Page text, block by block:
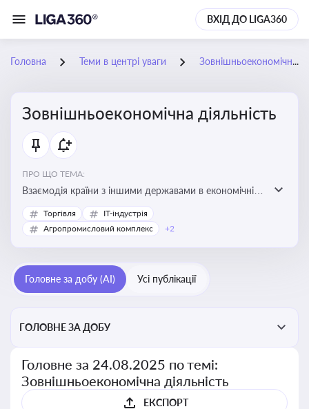
ВХІД ДО LIGA360
Головна Теми в центрі уваги Зовнішньоекономічна діяльність
Зовнішньоекономічна діяльність
ПРО ЩО ТЕМА:
Взаємодія країни з іншими державами в економічній
сфері, включаючи експорт та імпорт товарів і послуг,
міжнародні фінансові операції, інвестиції, торгівлю,
Торгівля
IT-індустрія
Агропромисловий комплекс
+2
Головне за добу (AI) Усі публікації
ГОЛОВНЕ ЗА ДОБУ
Головне за 24.08.2025 по темі:
Зовнішньоекономічна діяльність
ЕКСПОРТ